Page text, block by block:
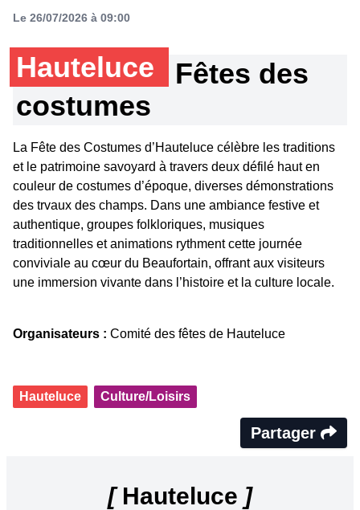
Le 26/07/2026 à 09:00
Hauteluce
Fêtes des
costumes
La Fête des Costumes d’Hauteluce célèbre les traditions
et le patrimoine savoyard à travers deux défilé haut en
couleur de costumes d’époque, diverses démonstrations
des trvaux des champs. Dans une ambiance festive et
authentique, groupes folkloriques, musiques
traditionnelles et animations rythment cette journée
conviviale au cœur du Beaufortain, offrant aux visiteurs
une immersion vivante dans l’histoire et la culture locale.
Organisateurs : Comité des fêtes de Hauteluce
Hauteluce Culture/Loisirs
Partager
[Hauteluce ]